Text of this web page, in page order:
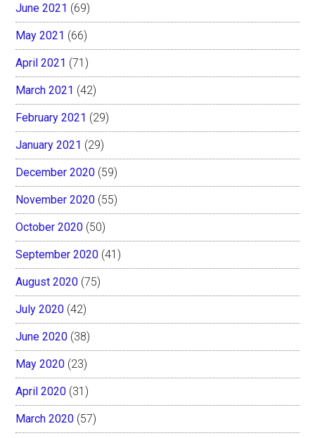
June 2021 (69)
May 2021 (66)
April 2021 (71)
March 2021 (42)
February 2021 (29)
January 2021 (29)
December 2020 (59)
November 2020 (55)
October 2020 (50)
September 2020 (41)
August 2020 (75)
July 2020 (42)
June 2020 (38)
May 2020 (23)
April 2020 (31)
March 2020 (57)